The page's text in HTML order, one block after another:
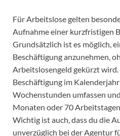
Für Arbeitslose gelten
Aufnahme einer kurzfristigen
Grundsätzlich ist es möglich,
Beschäftigung anzunehmen,
Arbeitslosengeld gekürzt
Beschäftigung im
Wochenstunden umfassen
Monaten oder 70
Wichtig ist auch, dass du die
unverzüglich bei der Agentur